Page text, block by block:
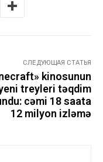
СЛЕДУЮЩАЯ СТАТЬЯ
kinosunun
treyleri təqdim
cəmi 18 saata
12 milyon izləmə